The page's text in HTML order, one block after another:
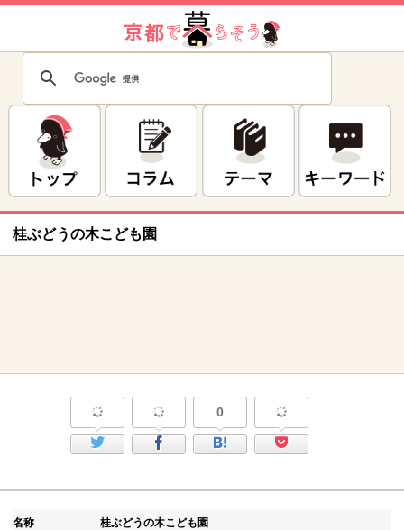
桂ぶどうの木こども園
0
名称 桂ぶどうの木こども園